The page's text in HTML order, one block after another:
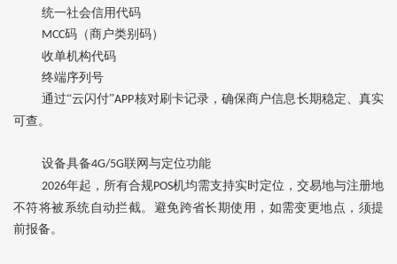
统一社会信用代码
MCC码（商户类别码）
收单机构代码
终端序列号
通过“云闪付”APP核对刷卡记录，确保商户信息‌长期稳定、真实
可查‌。
设备具备4G/5G联网与定位功能‌
2026年起，所有合规POS机均需支持实时定位，交易地与注册地
不符将被系统自动拦截。避免跨省长期使用，如需变更地点，须提
前报备。